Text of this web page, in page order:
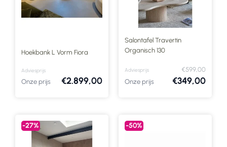
Hoekbank L Vorm Fiora
Adviesprijs
Onze prijs €2.899,00
Salontafel Travertin
Organisch 130
Adviesprijs
€599,00
Onze prijs
€349,00
-27% -50%